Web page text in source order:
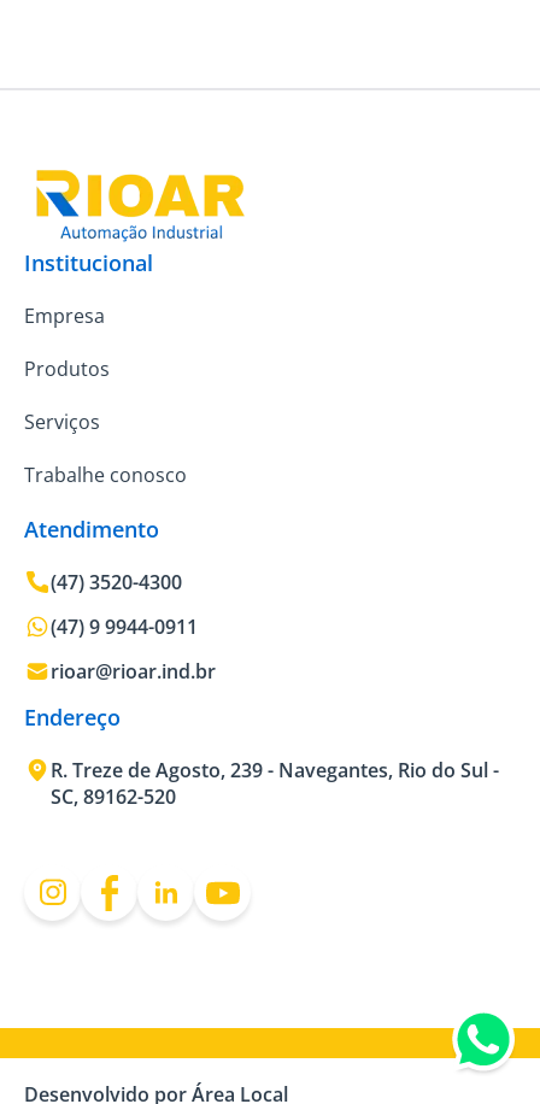
Institucional
Empresa
Produtos
Serviços
Trabalhe conosco
Atendimento
(47) 3520-4300
(47) 9 9944-0911
rioar@rioar.ind.br
Endereço
R. Treze de Agosto, 239 - Navegantes, Rio do Sul -
SC, 89162-520
Desenvolvido por Área Local